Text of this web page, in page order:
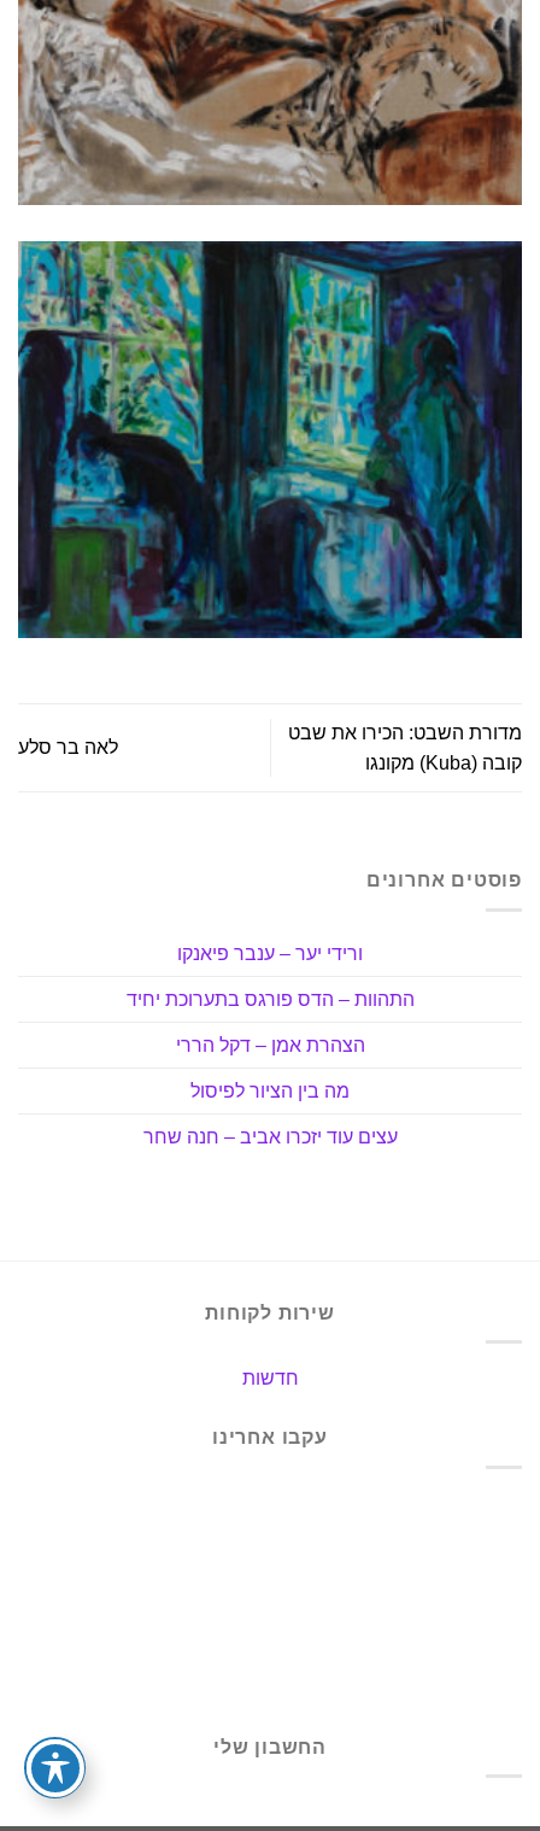
מדורת השבט: הכירו את שבט
קובה (Kuba) מקונגו
לאה בר סלע
פוסטים אחרונים
ורידי יער – ענבר פיאנקו
התהוות – הדס פורגס בתערוכת יחיד
הצהרת אמן – דקל הררי
מה בין הציור לפיסול
עצים עוד יזכרו אביב – חנה שחר
שירות לקוחות
חדשות
עקבו אחרינו
החשבון שלי